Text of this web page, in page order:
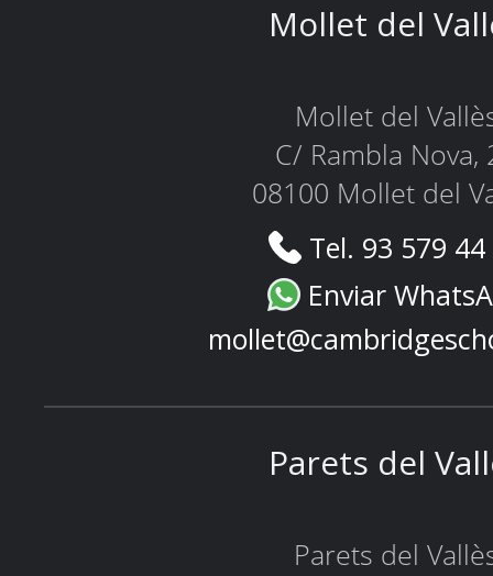
Mollet del
Mollet del
C/ Rambla Nova,
08100 Mollet del
Tel. 93 579
Enviar
Parets del
Parets del